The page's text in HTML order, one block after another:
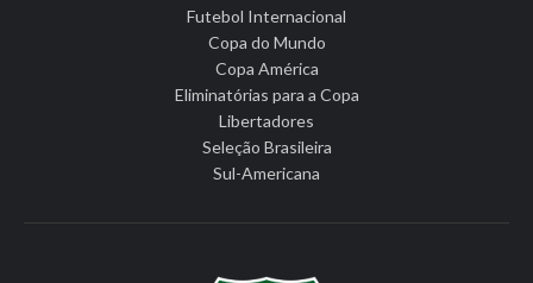
Futebol Internacional
Copa do Mundo
Copa América
Eliminatórias para a Copa
Libertadores
Seleção Brasileira
Sul-Americana